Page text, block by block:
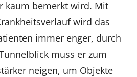
kaum bemerkt wird. Mit
wird das
immer enger, durch
muss er zum
neigen, um Objekte